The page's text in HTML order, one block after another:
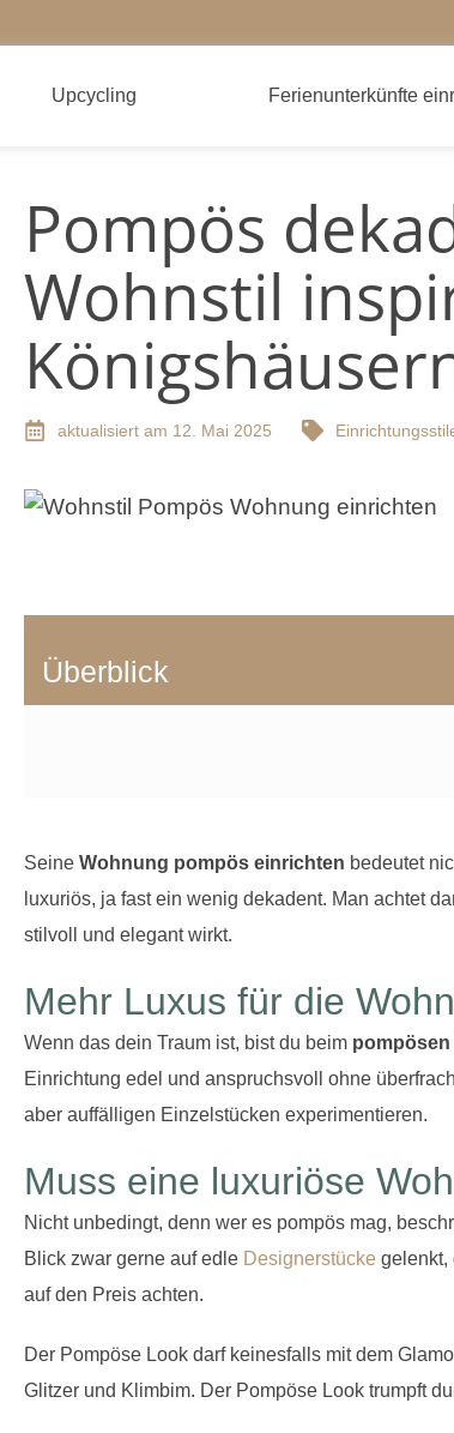
Upcycling Ferienunterkünfte
Pompös
Wohnstil
aktualisiert am 12. Mai 2025
Überblick
Seine Wohnung pompös einrichten bedeutet
luxuriös, ja fast ein wenig dekadent. Man achtet
stilvoll und elegant wirkt.
Mehr Luxus für die
Wenn das dein Traum ist, bist du beim
Einrichtung edel und anspruchsvoll ohne
aber auffälligen Einzelstücken experimentieren.
Muss eine luxuriöse
Nicht unbedingt, denn wer es pompös mag,
Blick zwar gerne auf edle Designerstücke gelenkt,
auf den Preis achten.
Der Pompöse Look darf keinesfalls mit dem
Glitzer und Klimbim. Der Pompöse Look trumpft